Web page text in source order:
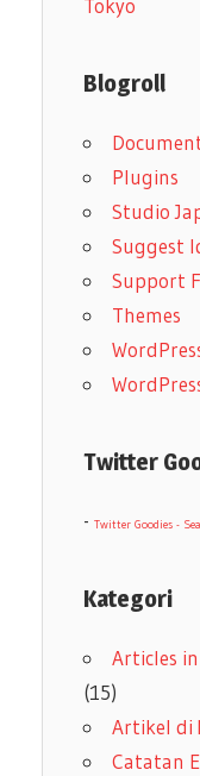
Blogroll
Plugins
Studio
Suggest
Support
Themes
Twitter
- Twitter Goodies -
Kategori
Articles
(15)
Artikel di
Catatan